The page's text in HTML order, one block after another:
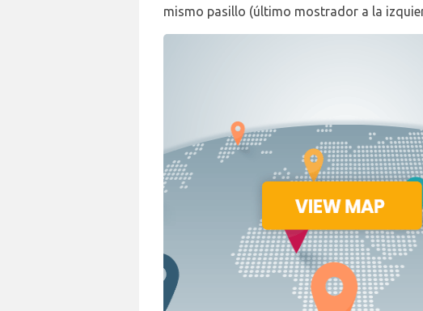
mismo pasillo (último mostrador a la